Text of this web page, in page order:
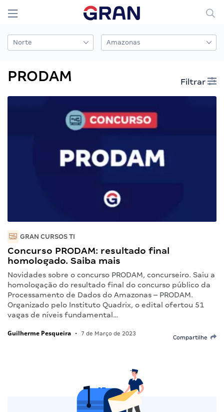
PRODAM Filtrar
GRAN CURSOS TI
Concurso PRODAM: resultado final
homologado. Saiba mais
Novidades sobre o concurso PRODAM, concurseiro. Saiu a
homologação do resultado final do concurso público da
Processamento de Dados do Amazonas – PRODAM.
Organizado pelo Instituto Quadrix, o edital ofertou 51
vagas de níveis fundamental…
Guilherme Pesqueira • 7 de Março de 2023
Compartilhe